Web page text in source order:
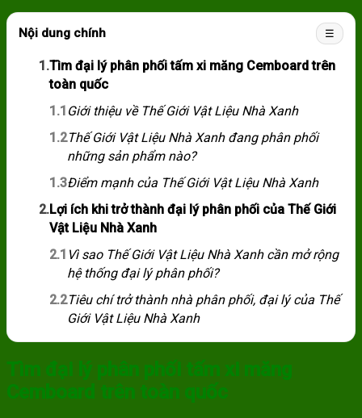
Nội dung chính ☰
1.Tìm đại lý phân phối tấm xi măng Cemboard trên
toàn quốc
1.1 Giới thiệu về Thế Giới Vật Liệu Nhà Xanh
1.2Thế Giới Vật Liệu Nhà Xanh đang phân phối
những sản phẩm nào?
1.3Điểm mạnh của Thế Giới Vật Liệu Nhà Xanh
2.Lợi ích khi trở thành đại lý phân phối của Thế Giới
Vật Liệu Nhà Xanh
2.1 Vì sao Thế Giới Vật Liệu Nhà Xanh cần mở rộng
hệ thống đại lý phân phối?
2.2Tiêu chí trở thành nhà phân phối, đại lý của Thế
Giới Vật Liệu Nhà Xanh
Tìm đại lý phân phối tấm xi măng
Cemboard trên toàn quốc